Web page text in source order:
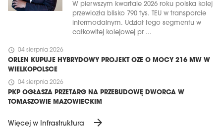
W pierwszym kwartale 2026 roku polska kolej
przewiozła blisko 790 tys. TEU w transporcie
intermodalnym. Udział tego segmentu w
całkowitej kolejowej pr ...
schedule 04 sierpnia 2026
ORLEN KUPUJE HYBRYDOWY PROJEKT OZE O MOCY 216 MW W
WIELKOPOLSCE
schedule 04 sierpnia 2026
PKP OGŁASZA PRZETARG NA PRZEBUDOWĘ DWORCA W
TOMASZOWIE MAZOWIECKIM
Więcej w Infrastruktura arrow_forward